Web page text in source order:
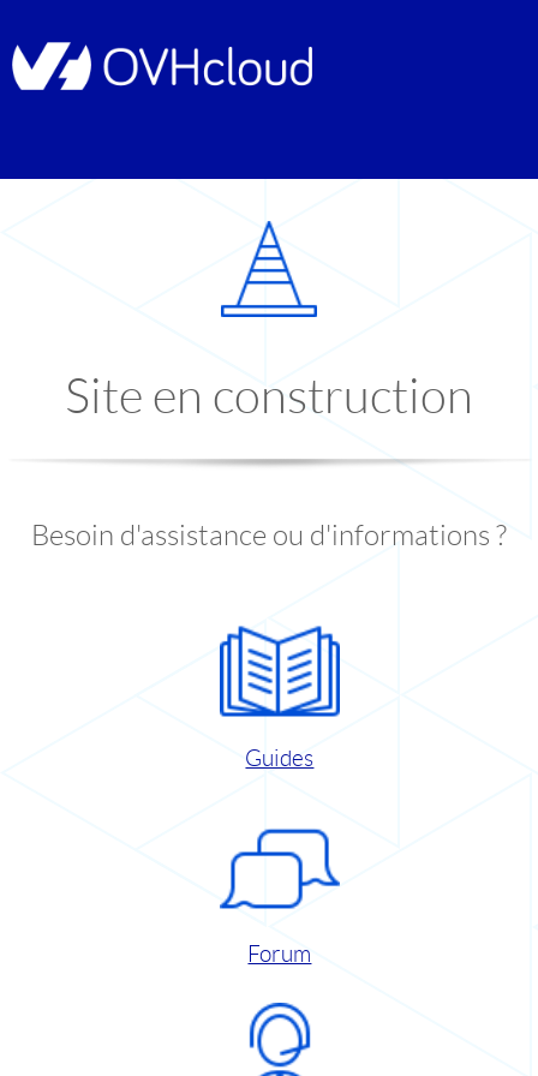
Site en construction
Besoin d'assistance ou d'informations ?
Guides
Forum